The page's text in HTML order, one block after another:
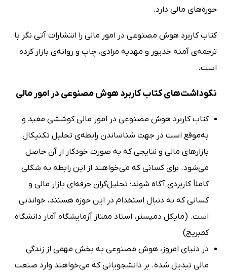
حوزه‌های مالی دارد.
کتاب کاربرد هوش مصنوعی در امور مالی را انتشارات آتی نگر با
ترجمه‌ی آمنه خدیور و مهدیه مرادی، چاپ و روانه‌ی بازار کرده
است.
نکوداشت‌های کتاب کاربرد هوش مصنوعی در امور مالی
کتاب کاربرد هوش مصنوعی در امور مالی کوششی مفید و
به‌موقع است در جهت شناساندن رابطه‌ی تحلیل تکنیکال
بازارهای مالی و نتایجی که به صورت خودکار از آن حاصل
می‌شود. برای کسانی که می‌خواهند از این رابطه به شکلی
کاملاً کاربردی آگاه شوند؛ تحلیل‌گران حرفه‌ای بازار مالی و
کسانی که به دنبال استخدام در این حوزه هستند، خواندنی
است. (مایکل دمپستر، استاد ممتاز آزمایشگاه آمار دانشگاه
کمبریج)
در دنیای امروز، هوش مصنوعی به بخش مهمی از زندگی
مالی تبدیل شده. بر دانشجویانی که می‌خواهند وارد صنعت